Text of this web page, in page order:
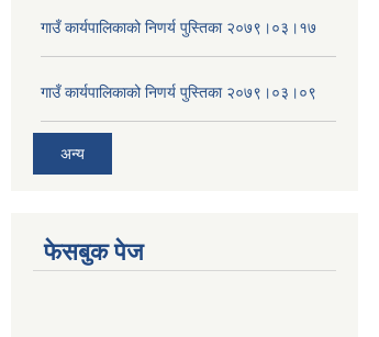
गाउँ कार्यपालिकाको निणर्य पुस्तिका २०७९।०३।१७
गाउँ कार्यपालिकाको निणर्य पुस्तिका २०७९।०३।०९
अन्य
फेसबुक पेज